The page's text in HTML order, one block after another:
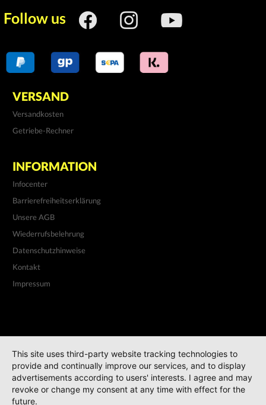
Follow us
VERSAND
Versandkosten
Getriebe-Rechner
INFORMATION
Infocenter
Barrierefreiheitserklärung
Unsere AGB
Wiederrufsbelehrung
Datenschutzhinweise
Kontakt
Impressum
This site uses third-party website tracking technologies to
provide and continually improve our services, and to display
advertisements according to users' interests. I agree and may
revoke or change my consent at any time with effect for the
future.